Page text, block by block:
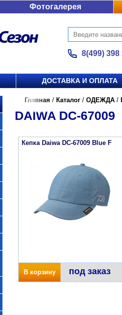
Фотогалерея
8(499) 398
ДОСТАВКА И ОПЛАТА
Главная / Каталог / ОДЕЖДА /
DAIWA DC-67009
Кепка Daiwa DC-67009 Blue F
В корзину под заказ